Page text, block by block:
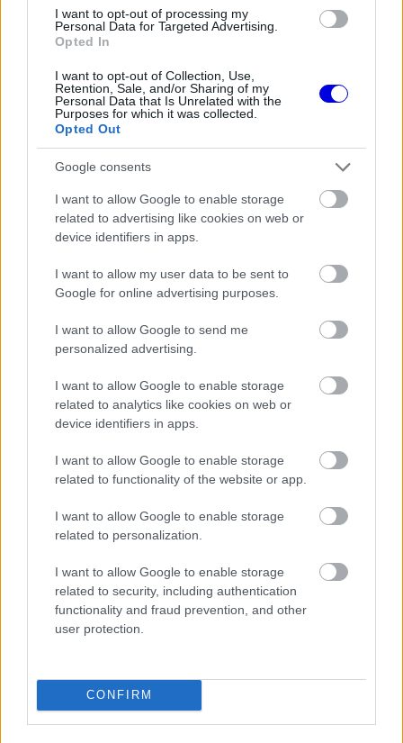
I want to opt-out of processing my
Personal Data for Targeted Advertising.
Opted In
I want to opt-out of Collection, Use,
Retention, Sale, and/or Sharing of my
Personal Data that Is Unrelated with the
Purposes for which it was collected.
Opted Out
Google consents
I want to allow Google to enable storage
related to advertising like cookies on web or
device identifiers in apps.
I want to allow my user data to be sent to
Google for online advertising purposes.
I want to allow Google to send me
personalized advertising.
I want to allow Google to enable storage
related to analytics like cookies on web or
device identifiers in apps.
I want to allow Google to enable storage
related to functionality of the website or app.
I want to allow Google to enable storage
related to personalization.
I want to allow Google to enable storage
related to security, including authentication
functionality and fraud prevention, and other
user protection.
CONFIRM
window.
Ünnepélyes megnyitó hazai sztárral
A projekt hivatalos bemutatóját június 16-án
tartják meg a hazai és a nemzetközi sajtó
képviselőinek jelenlétében. Az esemény helyi idő
szerint délelőtt fél tizenegykor kezdődik egy
ünnepélyes zászlófelvonással, amelynek a pálya
hármas kanyarja ad otthont.
EZEKET IS AJÁNLJUK
FORMA-1
Antonelli elárulta a legfontosabb
leckét, amit Hamiltontól és
FORMA-1
Bankot robbanthat a Ferrari Max
FORMA-1
pletykák valódi okát